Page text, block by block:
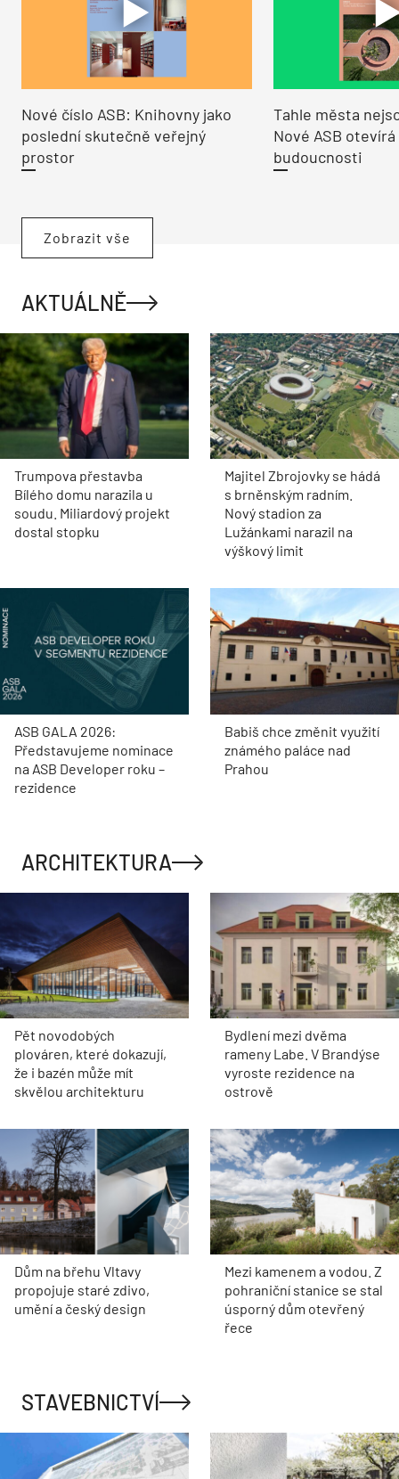
Nové číslo ASB: Knihovny jako
poslední skutečně veřejný
prostor
Tahle města
Nové ASB
budoucnosti
Zobrazit vše
AKTUÁLNĚ
Trumpova přestavba
Bílého domu narazila u
soudu. Miliardový projekt
dostal stopku
Majitel Zbrojovky se hádá
s brněnským radním.
Nový stadion za
Lužánkami narazil na
výškový limit
ASB GALA 2026:
Představujeme nominace
na ASB Developer roku –
rezidence
Babiš chce změnit využití
známého paláce nad
Prahou
ARCHITEKTURA
Pět novodobých
plováren, které dokazují,
že i bazén může mít
skvělou architekturu
Bydlení mezi dvěma
rameny Labe. V Brandýse
vyroste rezidence na
ostrově
Dům na břehu Vltavy
propojuje staré zdivo,
umění a český design
Mezi kamenem a vodou. Z
pohraniční stanice se stal
úsporný dům otevřený
řece
STAVEBNICTVÍ